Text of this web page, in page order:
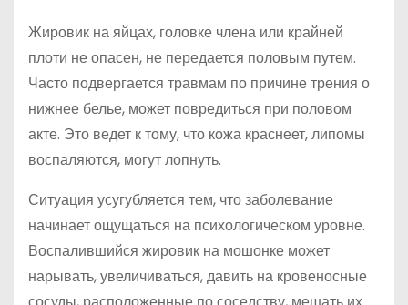
Жировик на яйцах, головке члена или крайней
плоти не опасен, не передается половым путем.
Часто подвергается травмам по причине трения о
нижнее белье, может повредиться при половом
акте. Это ведет к тому, что кожа краснеет, липомы
воспаляются, могут лопнуть.
Ситуация усугубляется тем, что заболевание
начинает ощущаться на психологическом уровне.
Воспалившийся жировик на мошонке может
нарывать, увеличиваться, давить на кровеносные